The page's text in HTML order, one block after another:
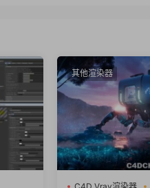
其他渲染器